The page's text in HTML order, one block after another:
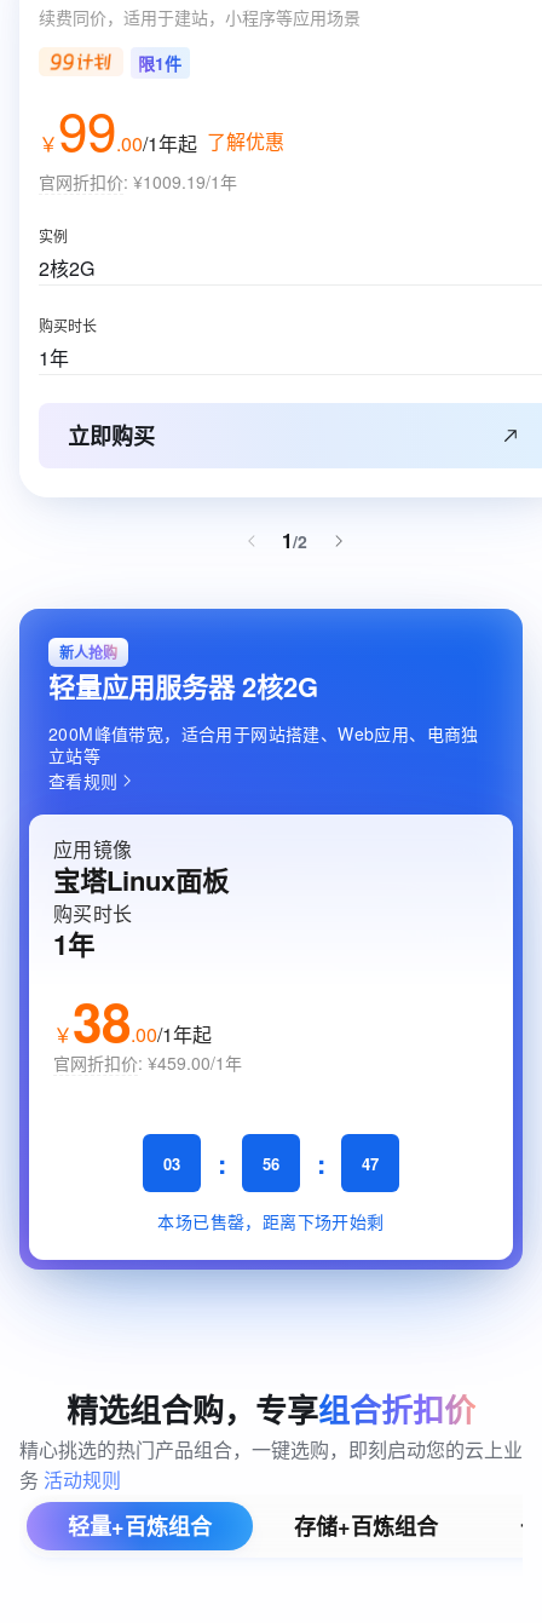
续费同价，适用于建站，小程序等应用场景
限1件
￥99.00/1年起 了解优惠
官网折扣价: ¥1009.19/1年
实例
2核2G
购买时长
1年
立即购买
1/2
新人抢购
轻量应用服务器 2核2G
200M峰值带宽，适合用于网站搭建、Web应用、电商独
立站等
查看规则
应用镜像
宝塔Linux面板
购买时长
1年
￥38.00/1年起
官网折扣价: ¥459.00/1年
本场已售罄，距离下场开始剩
03 : 56 : 45
精选组合购，专享组合折扣价
精心挑选的热门产品组合，一键选购，即刻启动您的云上业
务 活动规则
轻量+百炼组合 存储+百炼组合